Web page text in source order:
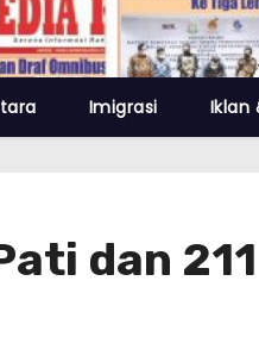
Imigrasi Iklan
dan